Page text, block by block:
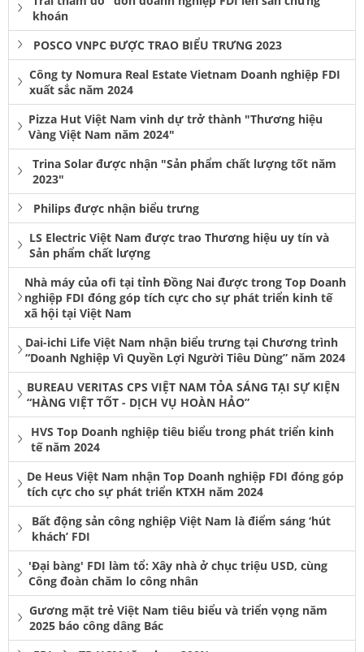
khoán
POSCO VNPC ĐƯỢC TRAO BIỂU TRƯNG 2023
Công ty Nomura Real Estate Vietnam Doanh nghiệp FDI
xuất sắc năm 2024
Pizza Hut Việt Nam vinh dự trở thành "Thương hiệu
Vàng Việt Nam năm 2024"
Trina Solar được nhận "Sản phẩm chất lượng tốt năm
2023"
Philips được nhận biểu trưng
LS Electric Việt Nam được trao Thương hiệu uy tín và
Sản phẩm chất lượng
Nhà máy của ofi tại tỉnh Đồng Nai được trong Top Doanh
nghiệp FDI đóng góp tích cực cho sự phát triển kinh tế
xã hội tại Việt Nam
Dai-ichi Life Việt Nam nhận biểu trưng tại Chương trình
“Doanh Nghiệp Vì Quyền Lợi Người Tiêu Dùng” năm 2024
BUREAU VERITAS CPS VIỆT NAM TỎA SÁNG TẠI SỰ KIỆN
“HÀNG VIỆT TỐT - DỊCH VỤ HOÀN HẢO”
HVS Top Doanh nghiệp tiêu biểu trong phát triển kinh
tế năm 2024
De Heus Việt Nam nhận Top Doanh nghiệp FDI đóng góp
tích cực cho sự phát triển KTXH năm 2024
Bất động sản công nghiệp Việt Nam là điểm sáng ‘hút
khách’ FDI
'Đại bàng' FDI làm tổ: Xây nhà ở chục triệu USD, cùng
Công đoàn chăm lo công nhân
Gương mặt trẻ Việt Nam tiêu biểu và triển vọng năm
2025 báo công dâng Bác